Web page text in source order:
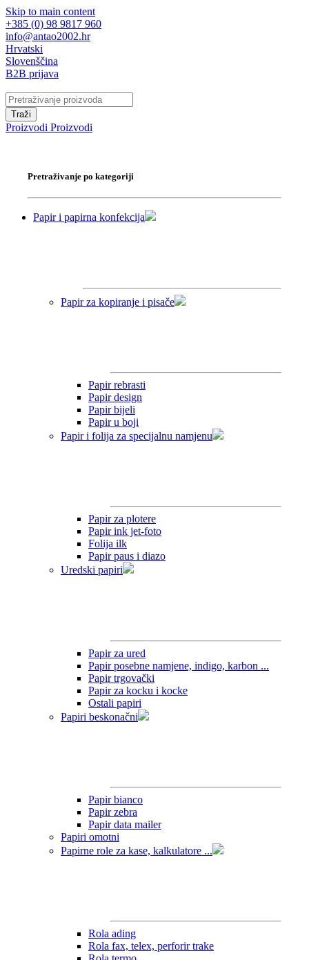
Skip to main content
+385 (0) 98 9817 960
info@antao2002.hr
Hrvatski
Slovenščina
B2B prijava
Traži
Proizvodi Proizvodi
Pretraživanje po kategoriji
Papir i papirna konfekcija
Papir za kopiranje i pisače
Papir rebrasti
Papir design
Papir bijeli
Papir u boji
Papir i folija za specijalnu namjenu
Papir za plotere
Papir ink jet-foto
Folija ilk
Papir paus i diazo
Uredski papiri
Papir za ured
Papir posebne namjene, indigo, karbon ...
Papir trgovački
Papir za kocku i kocke
Ostali papiri
Papiri beskonačni
Papir bianco
Papir zebra
Papir data mailer
Papiri omotni
Papirne role za kase, kalkulatore ...
Rola ading
Rola fax, telex, perforir trake